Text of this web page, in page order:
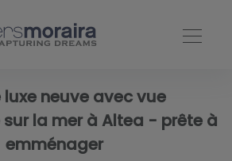
neuve avec vue
la mer à Altea - prête à
emménager